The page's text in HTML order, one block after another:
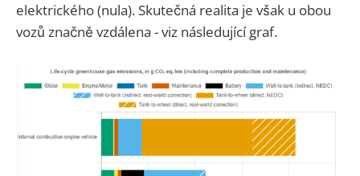
elektrického (nula). Skutečná realita je však u obou
vozů značně vzdálena - viz následující graf.